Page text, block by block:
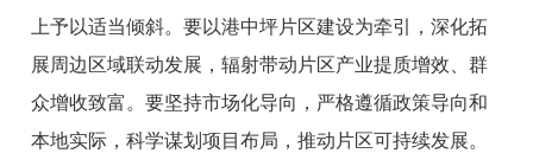
上予以适当倾斜。要以港中坪片区建设为牵引，深化拓
展周边区域联动发展，辐射带动片区产业提质增效、群
众增收致富。要坚持市场化导向，严格遵循政策导向和
本地实际，科学谋划项目布局，推动片区可持续发展。